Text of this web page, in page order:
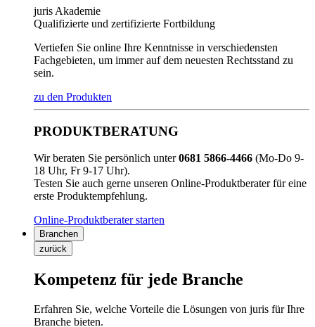
juris Akademie
Qualifizierte und zertifizierte Fortbildung
Vertiefen Sie online Ihre Kenntnisse in verschiedensten
Fachgebieten, um immer auf dem neuesten Rechtsstand zu
sein.
zu den Produkten
PRODUKTBERATUNG
Wir beraten Sie persönlich unter0681 5866-4466 (Mo-Do 9-
18 Uhr, Fr 9-17 Uhr).
Testen Sie auch gerne unseren Online-Produktberater für eine
erste Produktempfehlung.
Online-Produktberater starten
Branchen
zurück
Kompetenz für jede Branche
Erfahren Sie, welche Vorteile die Lösungen von juris für Ihre
Branche bieten.